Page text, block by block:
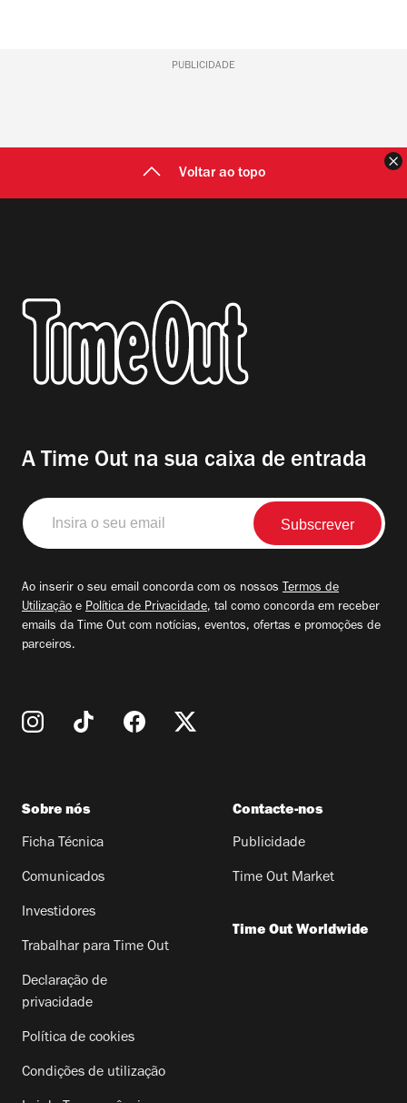
PUBLICIDADE
Voltar ao topo
A Time Out na sua caixa de entrada
Insira
o
seu
Ao inserir o seu email concorda com os nossos Termos de
Utilização e Política de Privacidade, tal como concorda em receber
emails da Time Out com notícias, eventos, ofertas e promoções de
parceiros.
Sobre nós
Ficha Técnica
Comunicados
Investidores
Trabalhar para Time Out
Declaração de
privacidade
Política de cookies
Condições de utilização
Contacte-nos
Publicidade
Time Out Market
Time Out Worldwide